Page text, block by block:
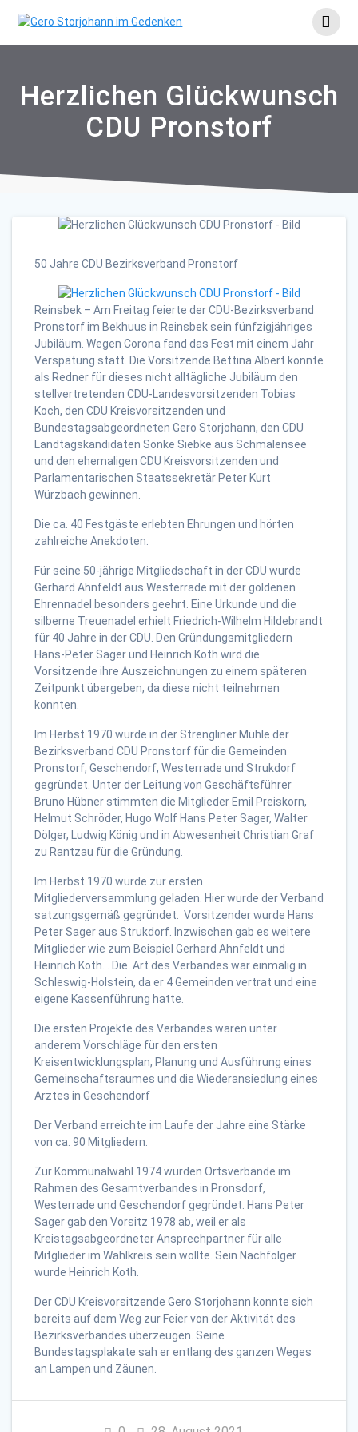
to
Herzlichen Glückwunsch
CDU Pronstorf
50 Jahre CDU Bezirksverband Pronstorf
Reinsbek – Am Freitag feierte der CDU-Bezirksverband
Pronstorf im Bekhuus in Reinsbek sein fünfzigjähriges
Jubiläum. Wegen Corona fand das Fest mit einem Jahr
Verspätung statt. Die Vorsitzende Bettina Albert konnte
als Redner für dieses nicht alltägliche Jubiläum den
stellvertretenden CDU-Landesvorsitzenden Tobias
Koch, den CDU Kreisvorsitzenden und
Bundestagsabgeordneten Gero Storjohann, den CDU
Landtagskandidaten Sönke Siebke aus Schmalensee
und den ehemaligen CDU Kreisvorsitzenden und
Parlamentarischen Staatssekretär Peter Kurt
Würzbach gewinnen.
Die ca. 40 Festgäste erlebten Ehrungen und hörten
zahlreiche Anekdoten.
Für seine 50-jährige Mitgliedschaft in der CDU wurde
Gerhard Ahnfeldt aus Westerrade mit der goldenen
Ehrennadel besonders geehrt. Eine Urkunde und die
silberne Treuenadel erhielt Friedrich-Wilhelm Hildebrandt
für 40 Jahre in der CDU. Den Gründungsmitgliedern
Hans-Peter Sager und Heinrich Koth wird die
Vorsitzende ihre Auszeichnungen zu einem späteren
Zeitpunkt übergeben, da diese nicht teilnehmen
konnten.
Im Herbst 1970 wurde in der Strengliner Mühle der
Bezirksverband CDU Pronstorf für die Gemeinden
Pronstorf, Geschendorf, Westerrade und Strukdorf
gegründet. Unter der Leitung von Geschäftsführer
Bruno Hübner stimmten die Mitglieder Emil Preiskorn,
Helmut Schröder, Hugo Wolf Hans Peter Sager, Walter
Dölger, Ludwig König und in Abwesenheit Christian Graf
zu Rantzau für die Gründung.
Im Herbst 1970 wurde zur ersten
Mitgliederversammlung geladen. Hier wurde der Verband
satzungsgemäß gegründet. Vorsitzender wurde Hans
Peter Sager aus Strukdorf. Inzwischen gab es weitere
Mitglieder wie zum Beispiel Gerhard Ahnfeldt und
Heinrich Koth. . Die Art des Verbandes war einmalig in
Schleswig-Holstein, da er 4 Gemeinden vertrat und eine
eigene Kassenführung hatte.
Die ersten Projekte des Verbandes waren unter
anderem Vorschläge für den ersten
Kreisentwicklungsplan, Planung und Ausführung eines
Gemeinschaftsraumes und die Wiederansiedlung eines
Arztes in Geschendorf
Der Verband erreichte im Laufe der Jahre eine Stärke
von ca. 90 Mitgliedern.
Zur Kommunalwahl 1974 wurden Ortsverbände im
Rahmen des Gesamtverbandes in Pronsdorf,
Westerrade und Geschendorf gegründet. Hans Peter
Sager gab den Vorsitz 1978 ab, weil er als
Kreistagsabgeordneter Ansprechpartner für alle
Mitglieder im Wahlkreis sein wollte. Sein Nachfolger
wurde Heinrich Koth.
Der CDU Kreisvorsitzende Gero Storjohann konnte sich
bereits auf dem Weg zur Feier von der Aktivität des
Bezirksverbandes überzeugen. Seine
Bundestagsplakate sah er entlang des ganzen Weges
an Lampen und Zäunen.